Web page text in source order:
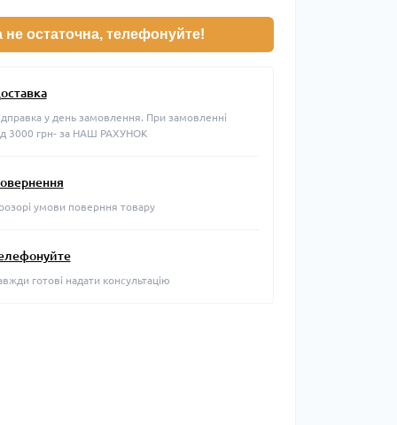
не остаточна, телефонуйте!
у день замовлення. При замовленні
3000 грн- за НАШ РАХУНОК
умови поверння товару
готові надати консультацію